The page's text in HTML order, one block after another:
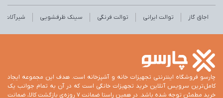
اجاق گاز توالت ایرانی توالت فرنگی سینک ظرفشویی شیرآلات
چارسو فروشگاه اینترنتی تجهیزات خانه و آشپزخانه است. هدف این مجموعه ایجاد
کامل‌ترین سرویس آنلاین خرید تجهیزات خانگی است که در آن به تمام جوانب یک
خرید مطمئن توجه شده باشد. در همین راستا ضمانت 7 روزه‌ی بازگشت کالا، ضمانت